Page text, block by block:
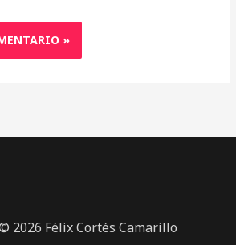
2026 Félix Cortés Camarillo